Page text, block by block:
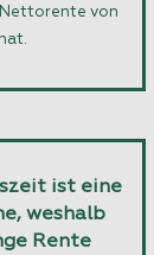
von
ist eine
weshalb
Rente